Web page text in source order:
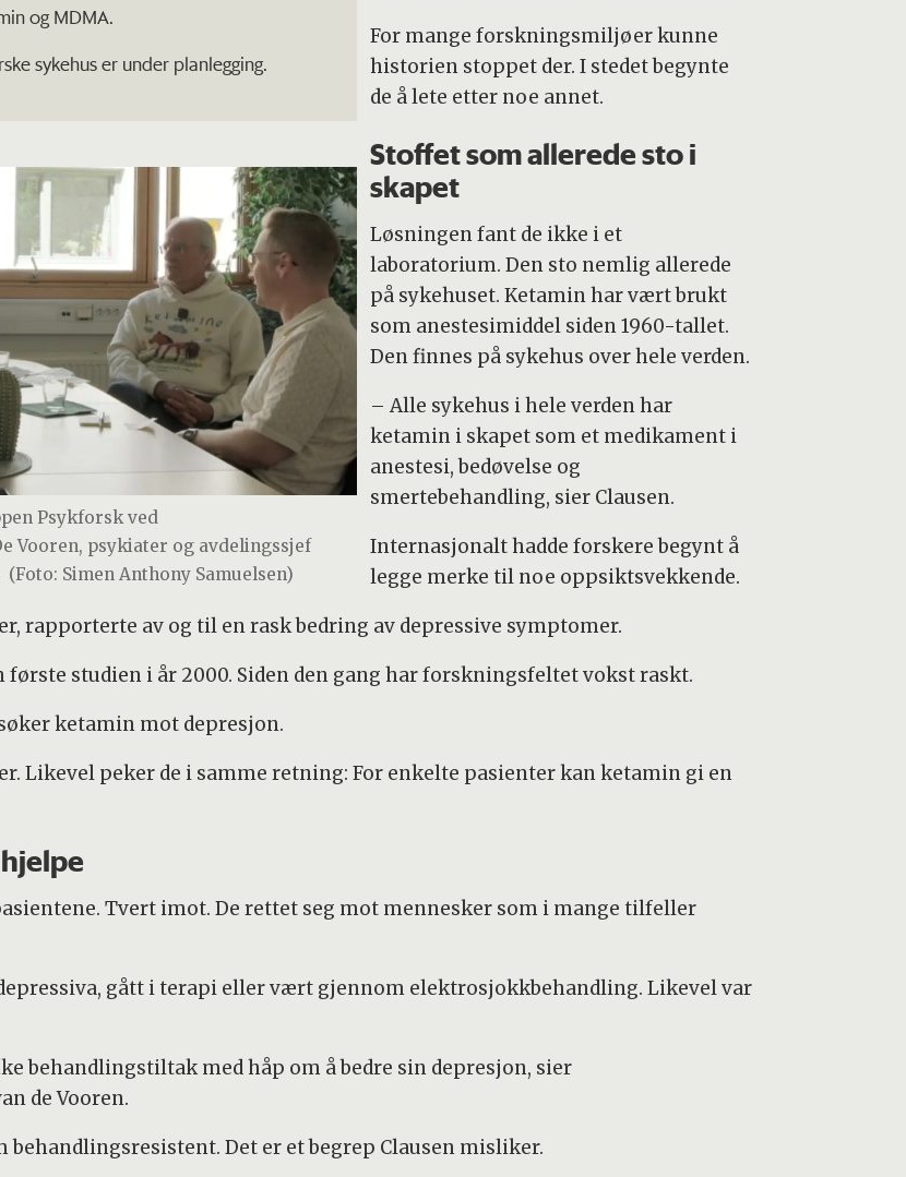
og MDMA.
sykehus er under planlegging.
For mange forskningsmiljøer kunne
historien stoppet der. I stedet begynte
de å lete etter noe annet.
Psykforsk ved
Vooren, psykiater og avdelingssjef
(Foto: Simen Anthony Samuelsen)
Stoffet som allerede sto i
skapet
Løsningen fant de ikke i et
laboratorium. Den sto nemlig allerede
på sykehuset. Ketamin har vært brukt
som anestesimiddel siden 1960-tallet.
Den finnes på sykehus over hele verden.
– Alle sykehus i hele verden har
ketamin i skapet som et medikament i
anestesi, bedøvelse og
smertebehandling, sier Clausen.
Internasjonalt hadde forskere begynt å
legge merke til noe oppsiktsvekkende.
rapporterte av og til en rask bedring av depressive symptomer.
studien i år 2000. Siden den gang har forskningsfeltet vokst raskt.
ketamin mot depresjon.
Likevel peker de i samme retning: For enkelte pasienter kan ketamin gi en
Tvert imot. De rettet seg mot mennesker som i mange tilfeller
gått i terapi eller vært gjennom elektrosjokkbehandling. Likevel var
behandlingstiltak med håp om å bedre sin depresjon, sier
de Vooren.
Det er et begrep Clausen misliker.